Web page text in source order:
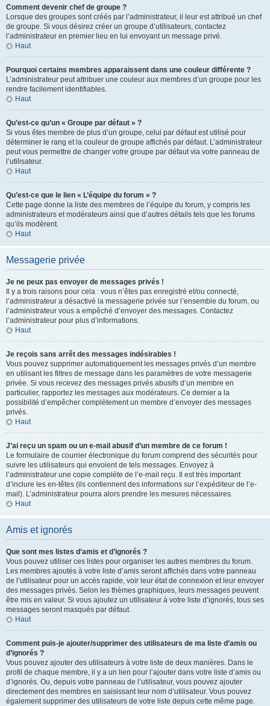
Comment devenir chef de groupe ?
Lorsque des groupes sont créés par l’administrateur, il leur est attribué un chef
de groupe. Si vous désirez créer un groupe d’utilisateurs, contactez
l’administrateur en premier lieu en lui envoyant un message privé.
Haut
Pourquoi certains membres apparaissent dans une couleur différente ?
L’administrateur peut attribuer une couleur aux membres d’un groupe pour les
rendre facilement identifiables.
Haut
Qu’est-ce qu’un « Groupe par défaut » ?
Si vous êtes membre de plus d’un groupe, celui par défaut est utilisé pour
déterminer le rang et la couleur de groupe affichés par défaut. L’administrateur
peut vous permettre de changer votre groupe par défaut via votre panneau de
l’utilisateur.
Haut
Qu’est-ce que le lien « L’équipe du forum » ?
Cette page donne la liste des membres de l’équipe du forum, y compris les
administrateurs et modérateurs ainsi que d’autres détails tels que les forums
qu’ils modèrent.
Haut
Messagerie privée
Je ne peux pas envoyer de messages privés !
Il y a trois raisons pour cela : vous n’êtes pas enregistré et/ou connecté,
l’administrateur a désactivé la messagerie privée sur l’ensemble du forum, ou
l’administrateur vous a empêché d’envoyer des messages. Contactez
l’administrateur pour plus d’informations.
Haut
Je reçois sans arrêt des messages indésirables !
Vous pouvez supprimer automatiquement les messages privés d’un membre
en utilisant les filtres de message dans les paramètres de votre messagerie
privée. Si vous recevez des messages privés abusifs d’un membre en
particulier, rapportez les messages aux modérateurs. Ce dernier a la
possibilité d’empêcher complètement un membre d’envoyer des messages
privés.
Haut
J’ai reçu un spam ou un e-mail abusif d’un membre de ce forum !
Le formulaire de courrier électronique du forum comprend des sécurités pour
suivre les utilisateurs qui envoient de tels messages. Envoyez à
l’administrateur une copie complète de l’e-mail reçu. Il est très important
d’inclure les en-têtes (ils contiennent des informations sur l’expéditeur de l’e-
mail). L’administrateur pourra alors prendre les mesures nécessaires.
Haut
Amis et ignorés
Que sont mes listes d’amis et d’ignorés ?
Vous pouvez utiliser ces listes pour organiser les autres membres du forum.
Les membres ajoutés à votre liste d’amis seront affichés dans votre panneau
de l’utilisateur pour un accès rapide, voir leur état de connexion et leur envoyer
des messages privés. Selon les thèmes graphiques, leurs messages peuvent
être mis en valeur. Si vous ajoutez un utilisateur à votre liste d’ignorés, tous ses
messages seront masqués par défaut.
Haut
Comment puis-je ajouter/supprimer des utilisateurs de ma liste d’amis ou
d’ignorés ?
Vous pouvez ajouter des utilisateurs à votre liste de deux manières. Dans le
profil de chaque membre, il y a un lien pour l’ajouter dans votre liste d’amis ou
d’ignorés. Ou, depuis votre panneau de l’utilisateur, vous pouvez ajouter
directement des membres en saisissant leur nom d’utilisateur. Vous pouvez
également supprimer des utilisateurs de votre liste depuis cette même page.